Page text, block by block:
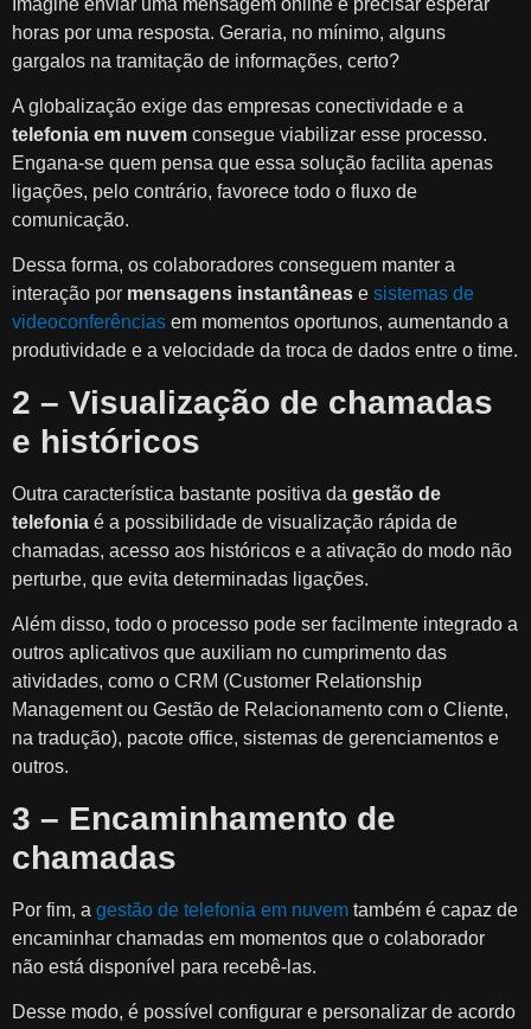
horas por uma resposta. Geraria, no mínimo, alguns
gargalos na tramitação de informações, certo?
A globalização exige das empresas conectividade e a
telefonia em nuvem consegue viabilizar esse processo.
Engana-se quem pensa que essa solução facilita apenas
ligações, pelo contrário, favorece todo o fluxo de
comunicação.
Dessa forma, os colaboradores conseguem manter a
interação por mensagens instantâneas e sistemas de
videoconferências em momentos oportunos, aumentando a
produtividade e a velocidade da troca de dados entre o time.
2 – Visualização de chamadas
e históricos
Outra característica bastante positiva da gestão de
telefonia é a possibilidade de visualização rápida de
chamadas, acesso aos históricos e a ativação do modo não
perturbe, que evita determinadas ligações.
Além disso, todo o processo pode ser facilmente integrado a
outros aplicativos que auxiliam no cumprimento das
atividades, como o CRM (Customer Relationship
Management ou Gestão de Relacionamento com o Cliente,
na tradução), pacote office, sistemas de gerenciamentos e
outros.
3 – Encaminhamento de
chamadas
Por fim, a gestão de telefonia em nuvem também é capaz de
encaminhar chamadas em momentos que o colaborador
não está disponível para recebê-las.
Desse modo, é possível configurar e personalizar de acordo